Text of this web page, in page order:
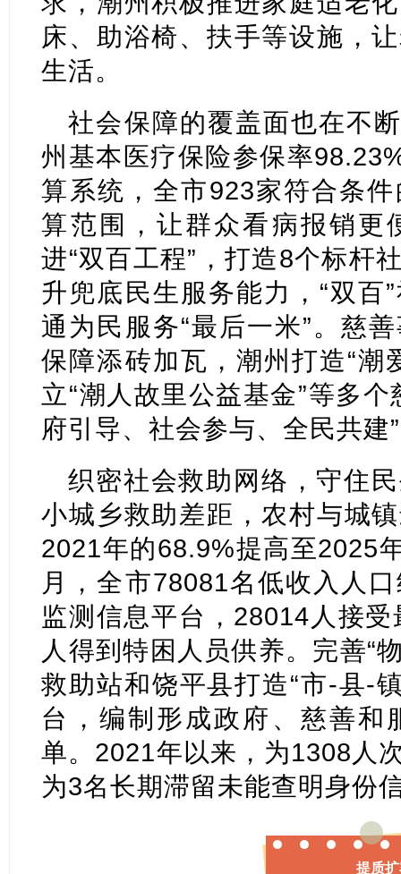
床、助浴椅、扶手等设施，
生活。
社会保障的覆盖面也在不
州基本医疗保险参保率
算系统，全市923家符合条
算范围，让群众看病报销更
进“双百工程”，打造8个标杆
升兜底民生服务能力，“双百
通为民服务“最后一米”。慈
保障添砖加瓦，潮州打造“潮
立“潮人故里公益基金”等多
府引导、社会参与、全民共建
织密社会救助网络，守住
小城乡救助差距，农村与城
2021年的68.9%提高至2025
月，全市78081名低收入人
监测信息平台，28014人接
人得到特困人员供养。完善“
救助站和饶平县打造“市-县-
台，编制形成政府、慈善和
单。2021年以来，为1308人
为3名长期滞留未能查明身份
提质